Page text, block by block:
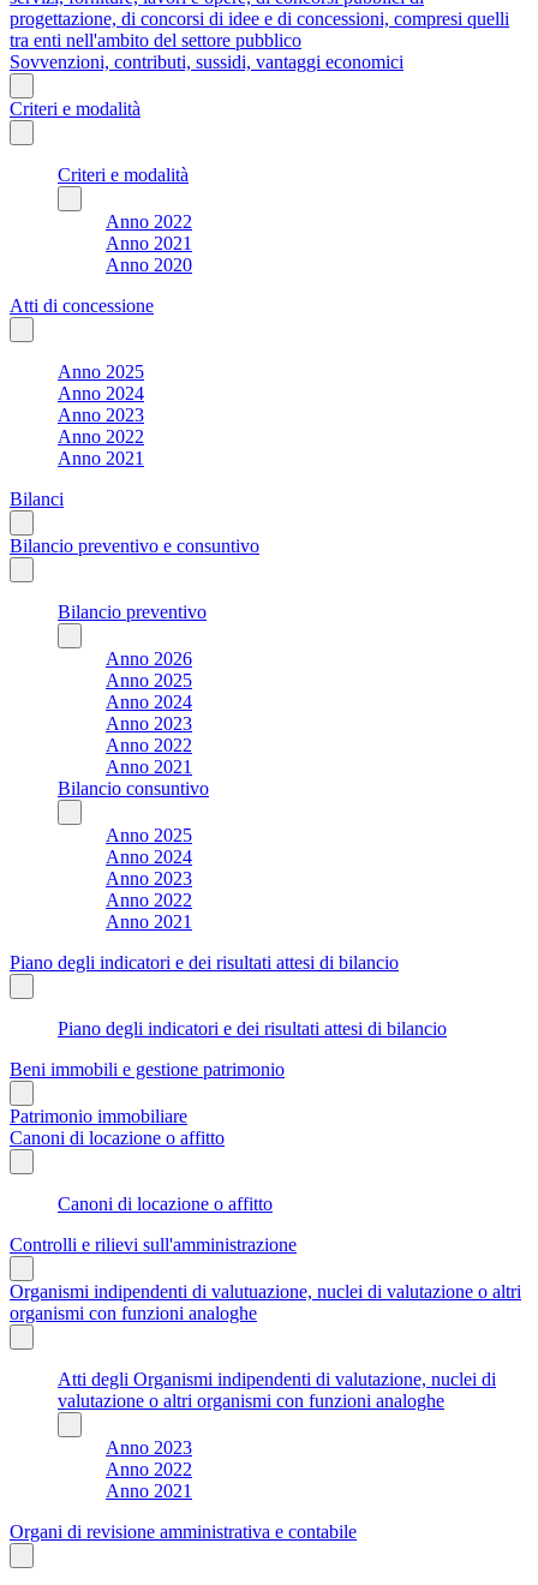
progettazione, di concorsi di idee e di concessioni, compresi quelli
tra enti nell'ambito del settore pubblico
Sovvenzioni, contributi, sussidi, vantaggi economici
Criteri e modalità
Criteri e modalità
Anno 2022
Anno 2021
Anno 2020
Atti di concessione
Anno 2025
Anno 2024
Anno 2023
Anno 2022
Anno 2021
Bilanci
Bilancio preventivo e consuntivo
Bilancio preventivo
Anno 2026
Anno 2025
Anno 2024
Anno 2023
Anno 2022
Anno 2021
Bilancio consuntivo
Anno 2025
Anno 2024
Anno 2023
Anno 2022
Anno 2021
Piano degli indicatori e dei risultati attesi di bilancio
Piano degli indicatori e dei risultati attesi di bilancio
Beni immobili e gestione patrimonio
Patrimonio immobiliare
Canoni di locazione o affitto
Canoni di locazione o affitto
Controlli e rilievi sull'amministrazione
Organismi indipendenti di valutuazione, nuclei di valutazione o altri
organismi con funzioni analoghe
Atti degli Organismi indipendenti di valutazione, nuclei di
valutazione o altri organismi con funzioni analoghe
Anno 2023
Anno 2022
Anno 2021
Organi di revisione amministrativa e contabile